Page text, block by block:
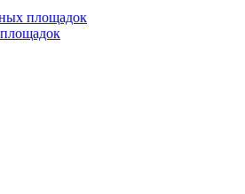
площадок
площадок